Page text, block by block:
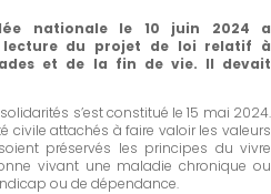
nationale le 10 juin 2024 a
du projet de loi relatif à
et de la fin de vie. Il devait
s’est constitué le 15 mai 2024.
civile attachés à faire valoir les valeurs
préservés les principes du vivre
vivant une maladie chronique ou
ou de dépendance.